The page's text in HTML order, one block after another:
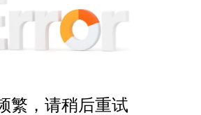
繁，请稍后重试